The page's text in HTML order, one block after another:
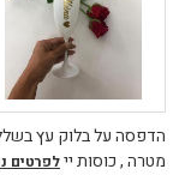
הדפסה על בלוק עץ בשלל
מטרה , כוסות יילפרטים